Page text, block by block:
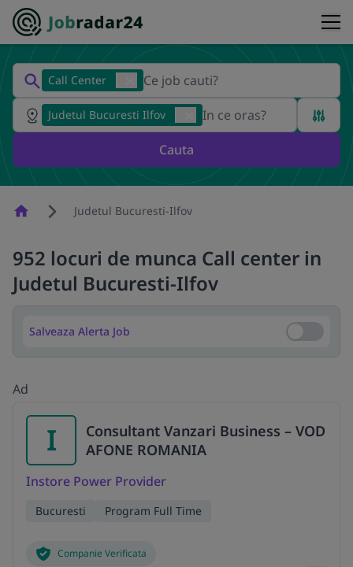
Call Center
Judetul Bucuresti Ilfov
Cauta
HomepageJudetul Bucuresti-Ilfov
952 locuri de munca Call center in
Judetul Bucuresti-Ilfov
Salveaza Alerta Job Salveaza
Ad
I
Consultant Vanzari Business – VOD
AFONE ROMANIA
Instore Power Provider
Bucuresti Program Full Time
Companie Verificata